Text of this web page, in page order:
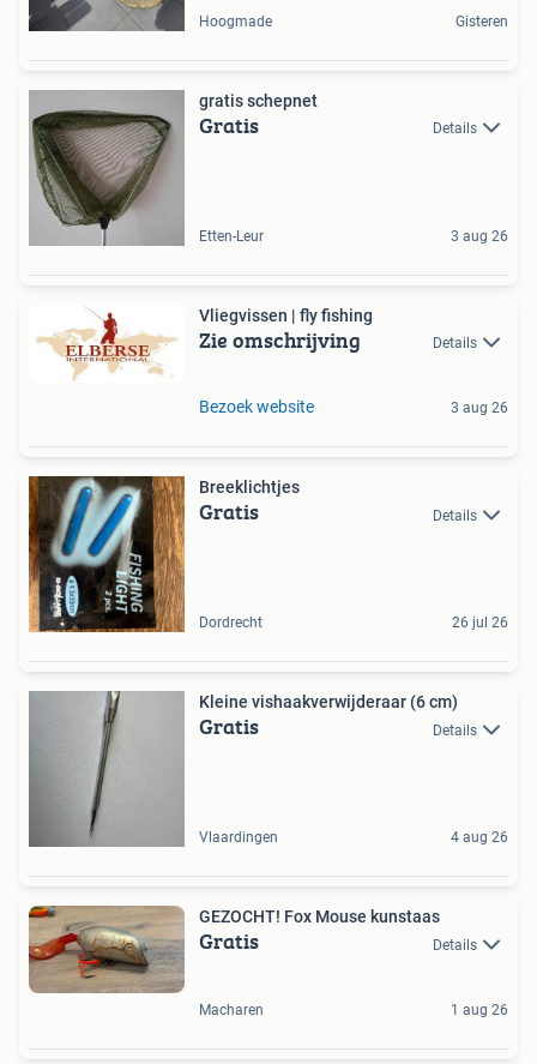
Hoogmade Gisteren
gratis schepnet
Gratis Details
Etten-Leur 3 aug 26
Vliegvissen | fly fishing
Zie omschrijving Details
Bezoek website 3 aug 26
Breeklichtjes
Gratis Details
Dordrecht 26 jul 26
Kleine vishaakverwijderaar (6 cm)
Gratis Details
Vlaardingen 4 aug 26
GEZOCHT! Fox Mouse kunstaas
Gratis Details
Macharen 1 aug 26